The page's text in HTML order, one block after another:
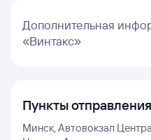
Дополнительная
«Винтакс»
Пункты
Минск, Автовокзал